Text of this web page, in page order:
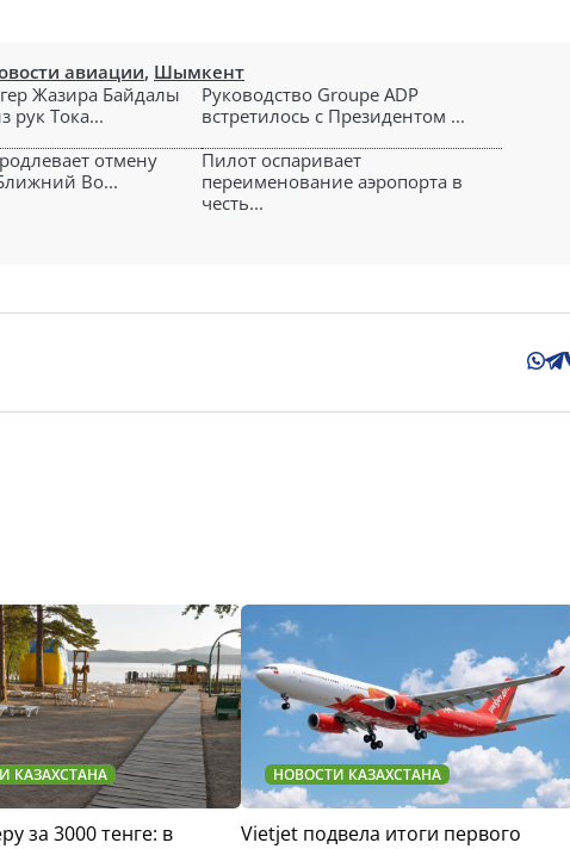
авиации, Шымкент
Жазира Байдалы
рук Тока...
Руководство Groupe ADP
встретилось с Президентом ...
отмену
Во...
Пилот оспаривает
переименование аэропорта в
честь...
КАЗАХСТАНА
за 3000 тенге: в
НОВОСТИ КАЗАХСТАНА
Vietjet подвела итоги первого